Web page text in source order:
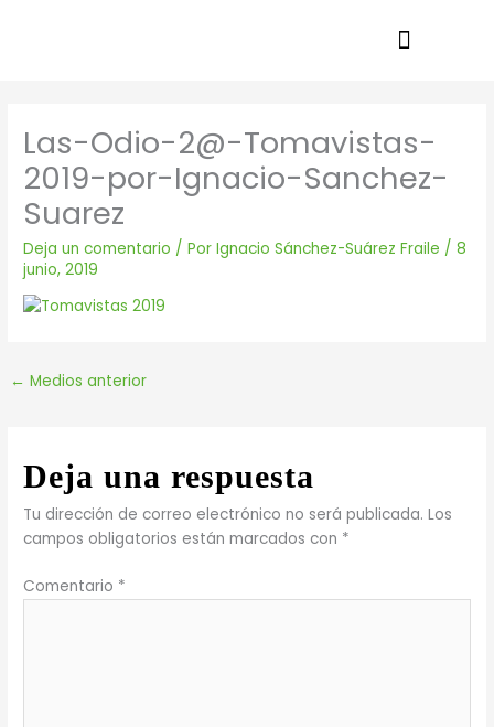
Las-Odio-2@-Tomavistas-
2019-por-Ignacio-Sanchez-
Suarez
Deja un comentario / PorIgnacio Sánchez-Suárez Fraile /8
junio, 2019
← Medios anterior
Deja una respuesta
Tu dirección de correo electrónico no será publicada. Los
campos obligatorios están marcados con *
Comentario *